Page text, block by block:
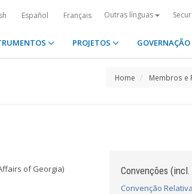
Español Français Outras línguas
PROJETOS GOVERNAÇÃO
Home Membros e
of Georgia)
Convenções
Convenção